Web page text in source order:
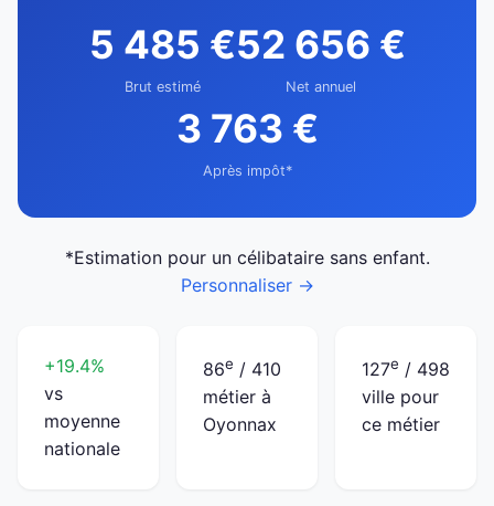
5 485 €
Brut estimé
52 656 €
Net annuel
3 763 €
Après impôt*
*Estimation pour un célibataire sans enfant.
Personnaliser →
+19.4%
vs
moyenne
nationale
86e / 410
métier à
Oyonnax
127e / 498
ville pour
ce métier